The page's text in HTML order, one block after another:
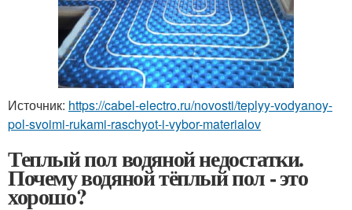
Источник: https://cabel-electro.ru/novosti/teplyy-vodyanoy-
pol-svoimi-rukami-raschyot-i-vybor-materialov
Теплый пол водяной недостатки.
Почему водяной тёплый пол - это
хорошо?